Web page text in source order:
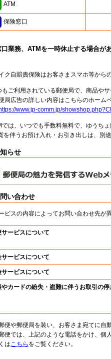
ATM
保険窓口
業務、ATMを一時休止する場合があ
ク自賠責保険はお客さまスマホ等から
もご利用されている郵便局で、商品や
局広告の詳しい内容はこちらのホーム
www.jp-comm.jp/
では、いつでも手数料無料で、ゆうち
を伴うお預け入れ・お引き出しは、別
らせ
い合わせ
ビスの内容によってお問い合わせ先が
サービスについて
サービスについて
サービスについて
やカードの紛失・盗難に伴うお取引の停
便や郵便局を装い、お客さま宛てに自
便では、上記のような電話をかけ、個
はこちら をご覧ください。